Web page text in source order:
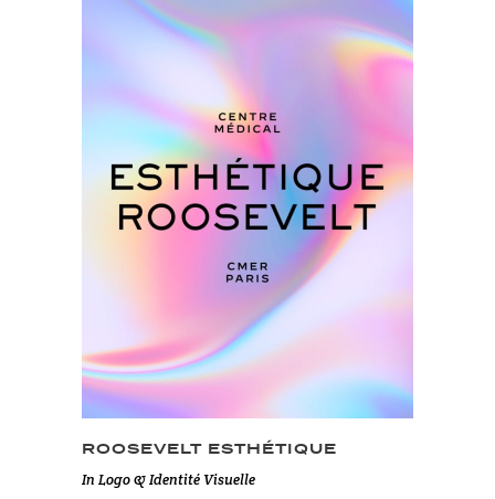
ROOSEVELT ESTHÉTIQUE
In Logo & Identité Visuelle